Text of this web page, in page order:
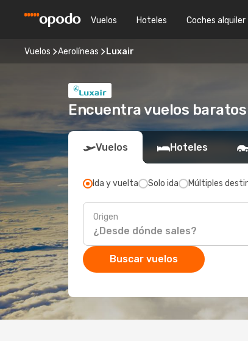
Vuelos Hoteles Coches alquiler
Vuelos Aerolíneas Luxair
Encuentra vuelos
Vuelos Hoteles
Ida y vuelta Solo ida Múltiples
Origen
Buscar vuelos